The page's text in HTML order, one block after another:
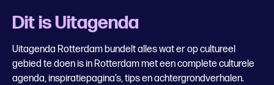
Dit is Uitagenda
Uitagenda Rotterdam bundelt alles wat er op cultureel
gebied te doen is in Rotterdam met een complete culturele
agenda, inspiratiepagina’s, tips en achtergrondverhalen.